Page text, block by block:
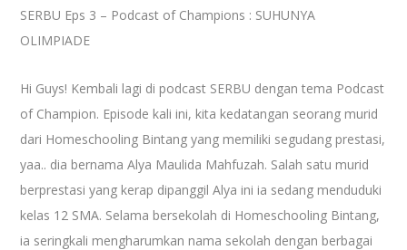
SERBU Eps 3 – Podcast of Champions : SUHUNYA
OLIMPIADE
Hi Guys! Kembali lagi di podcast SERBU dengan tema Podcast
of Champion. Episode kali ini, kita kedatangan seorang murid
dari Homeschooling Bintang yang memiliki segudang prestasi,
yaa.. dia bernama Alya Maulida Mahfuzah. Salah satu murid
berprestasi yang kerap dipanggil Alya ini ia sedang menduduki
kelas 12 SMA. Selama bersekolah di Homeschooling Bintang,
ia seringkali mengharumkan nama sekolah dengan berbagai